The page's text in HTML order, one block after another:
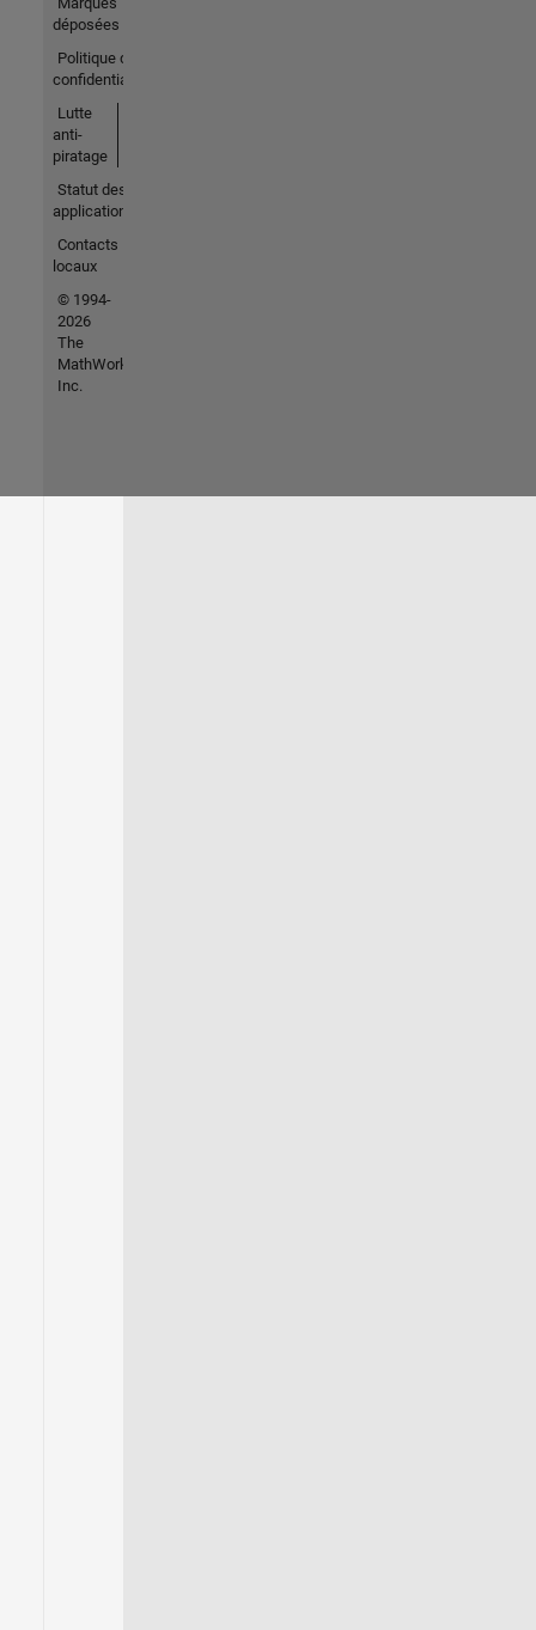
déposées
Politique de
confidentialité
Lutte
anti-
piratage
Statut des
applications
Contacts
locaux
© 1994-
2026
The
MathWorks,
Inc.